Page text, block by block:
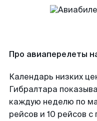
Про авиаперелеты
Календарь низких
Гибралтара
каждую неделю по
рейсов и 10 рейсов